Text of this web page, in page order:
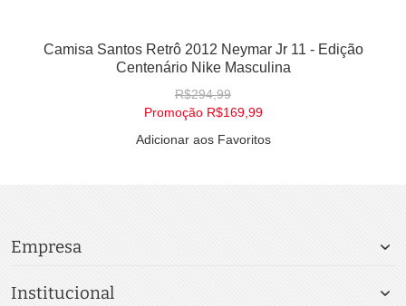
Camisa Santos Retrô 2012 Neymar Jr 11 - Edição
Centenário Nike Masculina
R$294,99
Promoção R$169,99
Adicionar aos Favoritos
Empresa
Institucional